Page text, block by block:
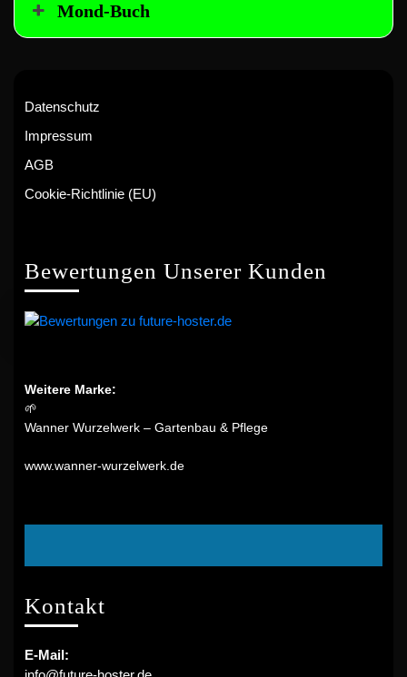
Mond-Buch
Datenschutz
Impressum
AGB
Cookie-Richtlinie (EU)
Bewertungen Unserer Kunden
Weitere Marke:
🌱
Wanner Wurzelwerk – Gartenbau & Pflege
www.wanner-wurzelwerk.de
Kontakt
E-Mail: